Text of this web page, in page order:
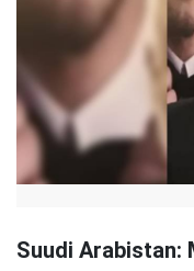
Suudi Arabistan: